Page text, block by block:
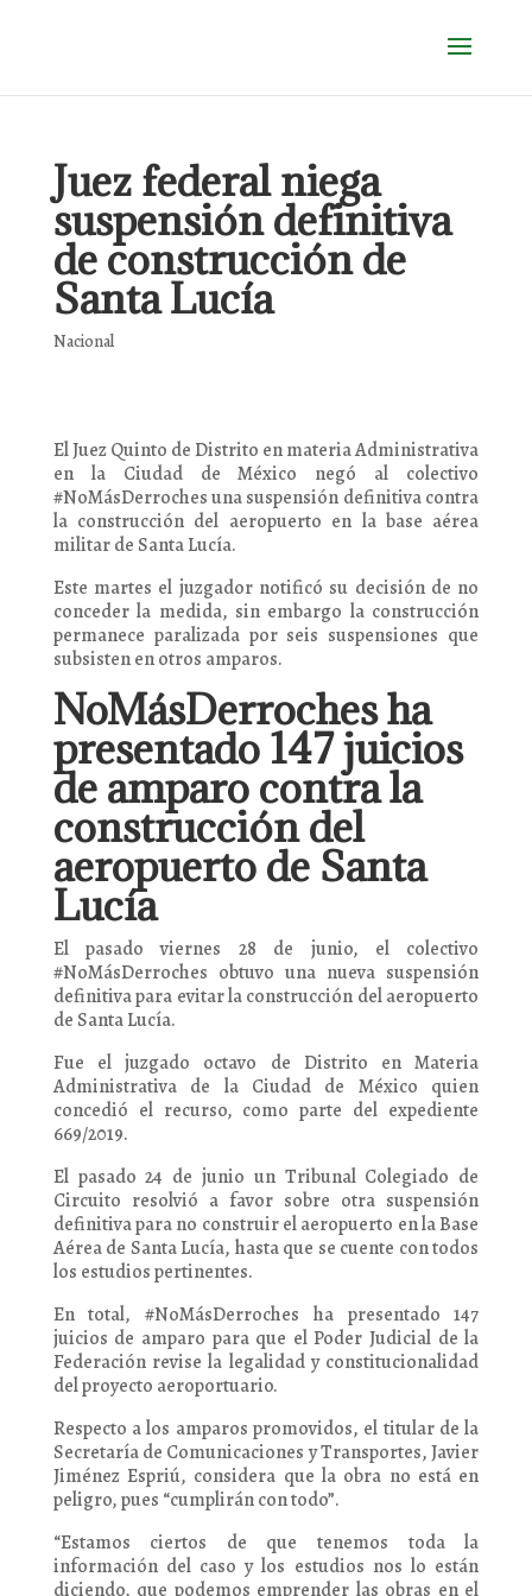
Juez federal niega
suspensión definitiva
de construcción de
Santa Lucía
Nacional
El Juez Quinto de Distrito en materia Administrativa
en la Ciudad de México negó al colectivo
#NoMásDerroches una suspensión definitiva contra
la construcción del aeropuerto en la base aérea
militar de Santa Lucía.
Este martes el juzgador notificó su decisión de no
conceder la medida, sin embargo la construcción
permanece paralizada por seis suspensiones que
subsisten en otros amparos.
NoMásDerroches ha
presentado 147 juicios
de amparo contra la
construcción del
aeropuerto de Santa
Lucía
El pasado viernes 28 de junio, el colectivo
#NoMásDerroches obtuvo una nueva suspensión
definitiva para evitar la construcción del aeropuerto
de Santa Lucía.
Fue el juzgado octavo de Distrito en Materia
Administrativa de la Ciudad de México quien
concedió el recurso, como parte del expediente
669/2019.
El pasado 24 de junio un Tribunal Colegiado de
Circuito resolvió a favor sobre otra suspensión
definitiva para no construir el aeropuerto en la Base
Aérea de Santa Lucía, hasta que se cuente con todos
los estudios pertinentes.
En total, #NoMásDerroches ha presentado 147
juicios de amparo para que el Poder Judicial de la
Federación revise la legalidad y constitucionalidad
del proyecto aeroportuario.
Respecto a los amparos promovidos, el titular de la
Secretaría de Comunicaciones y Transportes, Javier
Jiménez Espriú, considera que la obra no está en
peligro, pues “cumplirán con todo”.
“Estamos ciertos de que tenemos toda la
información del caso y los estudios nos lo están
diciendo, que podemos emprender las obras en el